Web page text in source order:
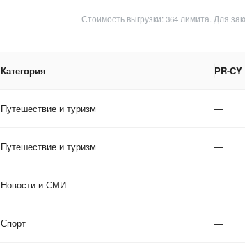
Стоимость выгрузки: 364 лимита. Для
Категория PR-
Путешествие и туризм —
Путешествие и туризм —
Новости и СМИ —
Спорт —